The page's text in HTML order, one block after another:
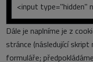
<input type="hidden"
Dále je naplníme je z
stránce (následující
formuláře;